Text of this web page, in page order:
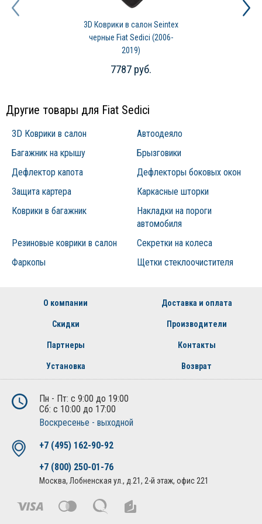
3D Коврики в салон Seintex
черные Fiat Sedici (2006-
2019)
7787 руб.
Другие товары для Fiat Sedici
3D Коврики в салон
Автоодеяло
Багажник на крышу
Брызговики
Дефлектор капота
Дефлекторы боковых окон
Защита картера
Каркасные шторки
Коврики в багажник
Накладки на пороги
автомобиля
Резиновые коврики в салон
Секретки на колеса
Фаркопы
Щетки стеклоочистителя
О компании Доставка и оплата
Скидки Производители
Партнеры Контакты
Установка Возврат
Пн - Пт: с 9:00 до 19:00
Сб: с 10:00 до 17:00
Воскресенье - выходной
+7 (495) 162-90-92
+7 (800) 250-01-76
Москва, Лобненская ул., д.21, 2-й этаж, офис 221